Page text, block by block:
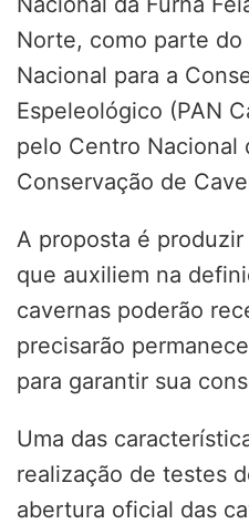
Norte, como parte do
Nacional para a
Espeleológico (PAN
pelo Centro Nacional
Conservação de
A proposta é
que auxiliem na
cavernas poderão
precisarão
para garantir sua
Uma das
realização de testes
abertura oficial das